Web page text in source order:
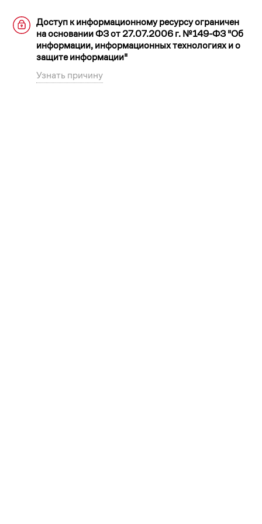
Доступ к информационному ресурсу ограничен
на основании ФЗ от 27.07.2006 г. №149-ФЗ "Об
информации, информационных технологиях и о
защите информации"
Узнать причину